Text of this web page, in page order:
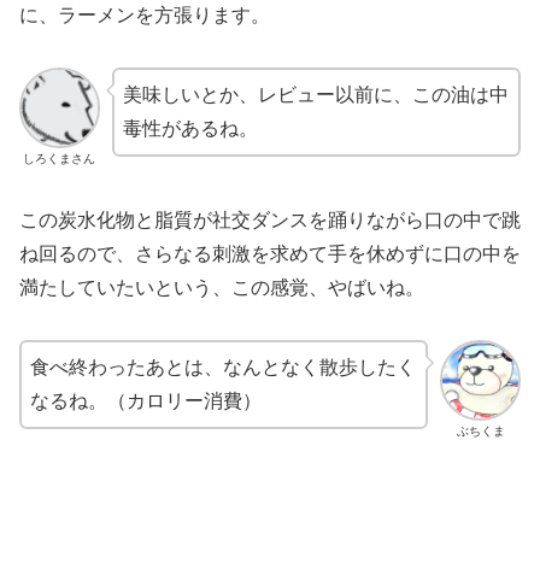
に、ラーメンを方張ります。
しろくまさん
美味しいとか、レビュー以前に、この油は中
毒性があるね。
この炭水化物と脂質が社交ダンスを踊りながら口の中で跳
ね回るので、さらなる刺激を求めて手を休めずに口の中を
満たしていたいという、この感覚、やばいね。
ぶちくま
食べ終わったあとは、なんとなく散歩したく
なるね。（カロリー消費）